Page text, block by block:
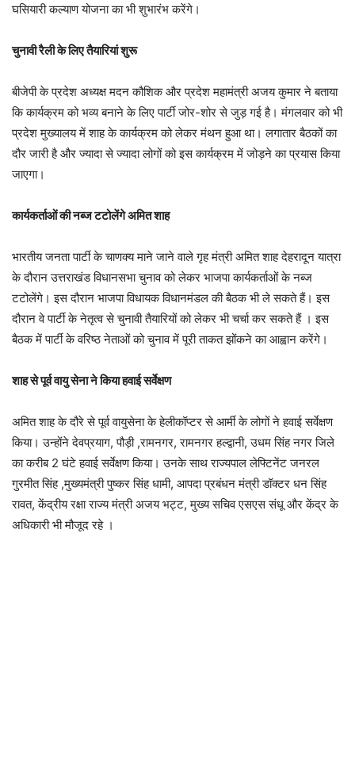
घसियारी कल्याण योजना का भी शुभारंभ करेंगे।
चुनावी रैली के लिए तैयारियां शुरू
बीजेपी के प्रदेश अध्यक्ष मदन कौशिक और प्रदेश महामंत्री अजय कुमार ने बताया
कि कार्यक्रम को भव्य बनाने के लिए पार्टी जोर-शोर से जुड़ गई है। मंगलवार को भी
प्रदेश मुख्यालय में शाह के कार्यक्रम को लेकर मंथन हुआ था। लगातार बैठकों का
दौर जारी है और ज्यादा से ज्यादा लोगों को इस कार्यक्रम में जोड़ने का प्रयास किया
जाएगा।
कार्यकर्ताओं की नब्ज टटोलेंगे अमित शाह
भारतीय जनता पार्टी के चाणक्य माने जाने वाले गृह मंत्री अमित शाह देहरादून यात्रा
के दौरान उत्तराखंड विधानसभा चुनाव को लेकर भाजपा कार्यकर्ताओं के नब्ज
टटोलेंगे। इस दौरान भाजपा विधायक विधानमंडल की बैठक भी ले सकते हैं। इस
दौरान वे पार्टी के नेतृत्व से चुनावी तैयारियों को लेकर भी चर्चा कर सकते हैं । इस
बैठक में पार्टी के वरिष्ठ नेताओं को चुनाव में पूरी ताकत झोंकने का आह्वान करेंगे।
शाह से पूर्व वायु सेना ने किया हवाई सर्वेक्षण
अमित शाह के दौरे से पूर्व वायुसेना के हेलीकॉप्टर से आर्मी के लोगों ने हवाई सर्वेक्षण
किया। उन्होंने देवप्रयाग, पौड़ी ,रामनगर, रामनगर हल्द्वानी, उधम सिंह नगर जिले
का करीब 2 घंटे हवाई सर्वेक्षण किया। उनके साथ राज्यपाल लेफ्टिनेंट जनरल
गुरमीत सिंह ,मुख्यमंत्री पुष्कर सिंह धामी, आपदा प्रबंधन मंत्री डॉक्टर धन सिंह
रावत, केंद्रीय रक्षा राज्य मंत्री अजय भट्ट, मुख्य सचिव एसएस संधू और केंद्र के
अधिकारी भी मौजूद रहे ।